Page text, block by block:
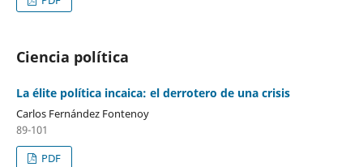
Ciencia política
La élite política incaica: el derrotero de una crisis
Carlos Fernández Fontenoy
89-101
PDF